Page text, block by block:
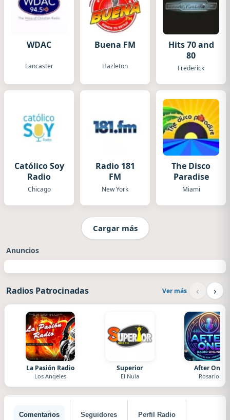
WDAC
Lancaster
Buena FM
Hazleton
Hits 70 and
80
Frederick
Católico Soy
Radio
Chicago
Radio 181
FM
New York
The Disco
Paradise
Miami
Cargar más
Anuncios
Radios Patrocinadas Ver más ‹ ›
La Pasión Radio
Los Angeles
Superior
El Nula
After One
Rosario
Comentarios Seguidores Perfil Radio